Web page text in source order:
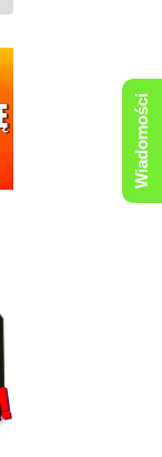
Wiadomości